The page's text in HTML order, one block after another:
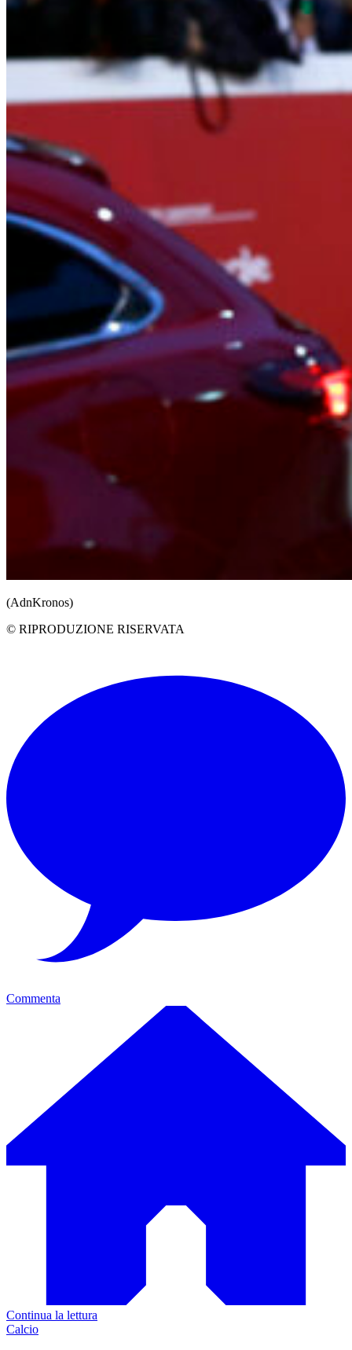
(AdnKronos)
© RIPRODUZIONE RISERVATA
Commenta
Continua la lettura
Calcio